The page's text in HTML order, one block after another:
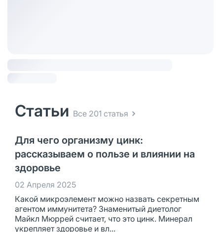
Статьи Все 201 статья
Для чего организму цинк:
рассказываем о пользе и влиянии на
здоровье
02 Апреля 2025
Какой микроэлемент можно назвать секретным
агентом иммунитета? Знаменитый диетолог
Майкл Мюррей считает, что это цинк. Минерал
укрепляет здоровье и вл...